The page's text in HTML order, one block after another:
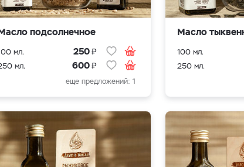
подсолнечное
мл. 250₽
мл. 600₽
еще предложений: 1
Масло
100 мл.
250 мл.